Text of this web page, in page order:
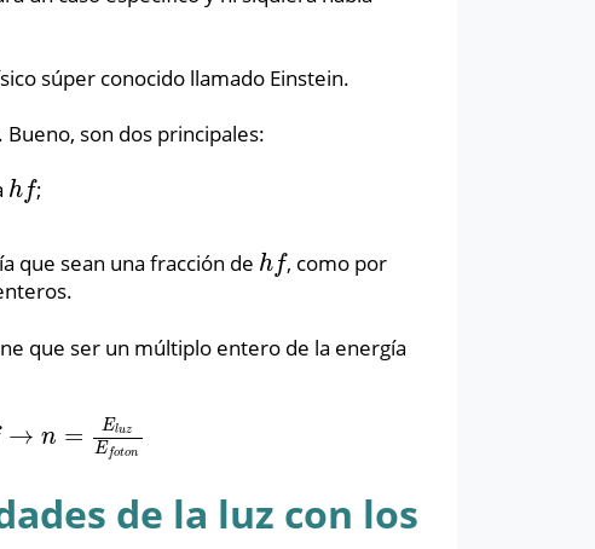
súper conocido llamado Einstein.
Bueno, son dos principales:
h f
hf ;
que sean una fracción de h f
hf , como por
que ser un múltiplo entero de la energía
→ n = Eluz
Efoton
EluzEf oto n
de la luz con los